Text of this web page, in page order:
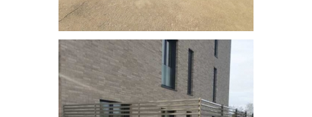
Brise-vue découpe laser